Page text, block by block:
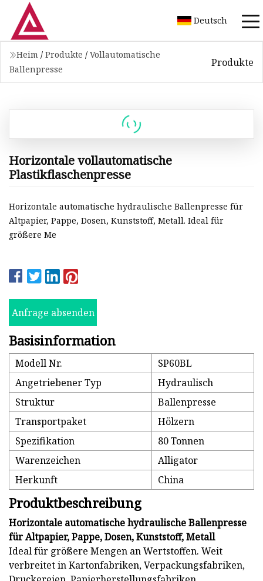
Deutsch
Heim / Produkte / Vollautomatische
Ballenpresse
Produkte
Horizontale vollautomatische
Plastikflaschenpresse
Horizontale automatische hydraulische Ballenpresse für
Altpapier, Pappe, Dosen, Kunststoff, Metall. Ideal für
größere Me
Anfrage absenden
Basisinformation
Modell Nr.
SP60BL
Angetriebener Typ
Hydraulisch
Struktur
Ballenpresse
Transportpaket
Hölzern
Spezifikation
80 Tonnen
Warenzeichen
Alligator
Herkunft
China
Produktbeschreibung
Horizontale automatische hydraulische Ballenpresse
für Altpapier, Pappe, Dosen, Kunststoff, Metall
Ideal für größere Mengen an Wertstoffen. Weit
verbreitet in Kartonfabriken, Verpackungsfabriken,